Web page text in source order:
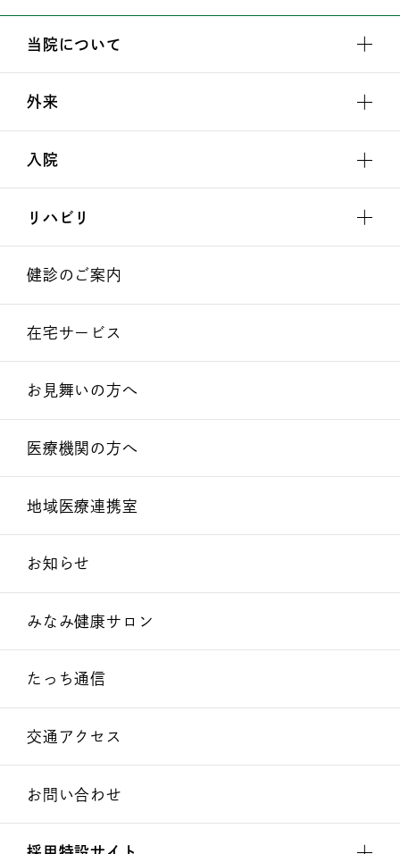
当院について
外来
入院
リハビリ
健診のご案内
在宅サービス
お見舞いの方へ
医療機関の方へ
地域医療連携室
お知らせ
みなみ健康サロン
たっち通信
交通アクセス
お問い合わせ